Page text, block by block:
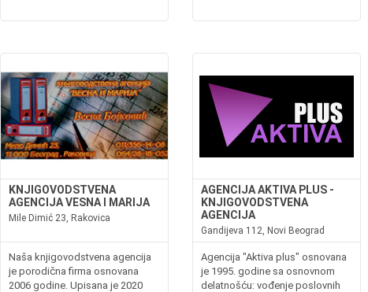
KNJIGOVODSTVENA
AGENCIJA VESNA I MARIJA
Mile Dimić 23, Rakovica
Naša knjigovodstvena agencija
je porodična firma osnovana
2006 godine. Upisana je 2020
AGENCIJA AKTIVA PLUS -
KNJIGOVODSTVENA
AGENCIJA
Gandijeva 112, Novi Beograd
Agencija "Aktiva plus" osnovana
je 1995. godine sa osnovnom
delatnošću: vođenje poslovnih